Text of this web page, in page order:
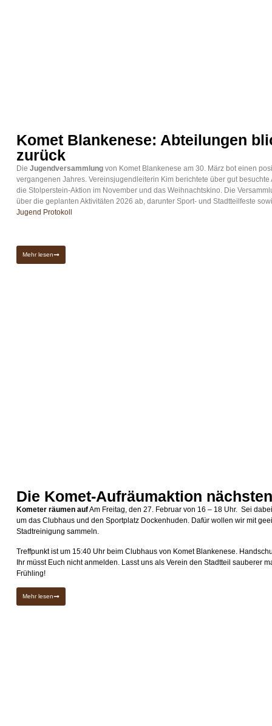
Komet Blankenese: Abteilungen
zurück
Die Jugendversammlungvon Komet Blankenese am 30. März bot einen
vergangenen Jahres. Vereinsjugendleiterin Kim berichtete über gut
die Stolperstein-Aktion im November und das Weihnachtskino. Die
über die geplanten Aktivitäten 2026 ab, darunter Sport- und Stadtteilfeste
Jugend Protokoll
Mehr lesen
Die Komet-Aufräumaktion
Kometer räumen aufAm Freitag, den 27. Februar von 16 – 18 Uhr. Sei
um das Clubhaus und den Sportplatz Dockenhuden. Dafür wollen wir mit
Stadtreinigung sammeln.
Treffpunkt ist um 15:40 Uhr beim Clubhaus von Komet Blankenese.
Ihr müsst Euch nicht anmelden. Lasst uns als Verein den Stadtteil sauberer
Frühling!
Mehr lesen